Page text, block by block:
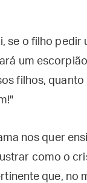
se o filho pedir
um
filhos, quanto
nos quer
como o
que, no